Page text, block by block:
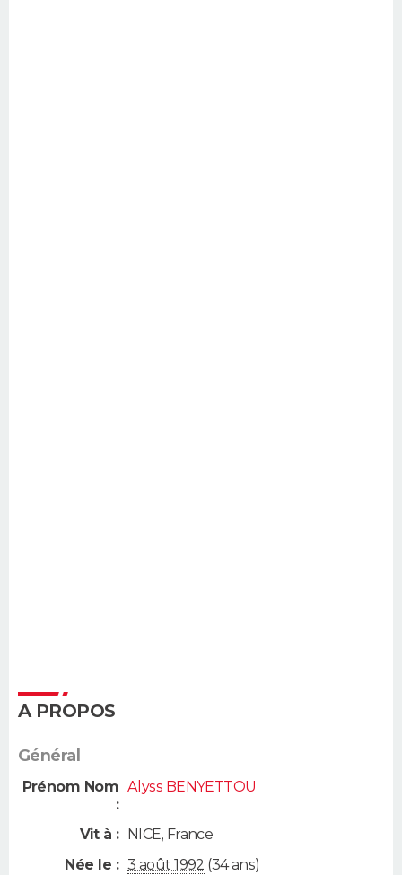
A PROPOS
Général
Prénom Nom
:
Alyss BENYETTOU
Vit à : NICE, France
Née le : 3 août 1992 (34 ans)